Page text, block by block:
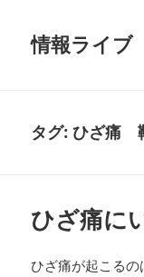
情報ライ
タグ:ひざ痛
ひざ痛に
ひざ痛が起こるの